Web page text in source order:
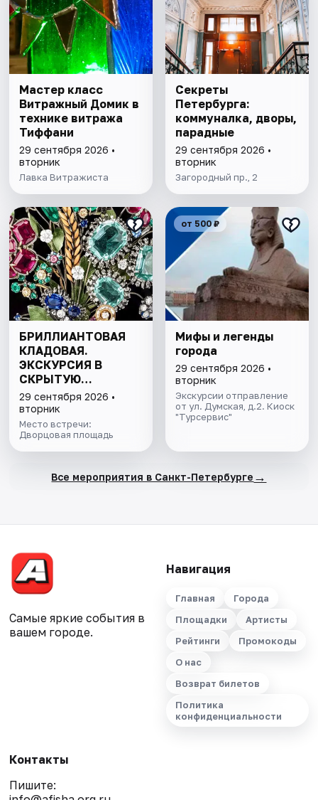
Мастер класс
Витражный Домик в
технике витража
Тиффани
29 сентября 2026 •
вторник
Лавка Витражиста
Секреты
Петербурга:
коммуналка, дворы,
парадные
29 сентября 2026 •
вторник
Загородный пр., 2
БРИЛЛИАНТОВАЯ
КЛАДОВАЯ.
ЭКСКУРСИЯ В
СКРЫТУЮ
СОКРОВИЩНИЦУ
ЭРМИТАЖА С
БИЛЕТОМ В МУЗЕЙ
29 сентября 2026 •
вторник
Место встречи:
Дворцовая площадь
от 500 ₽
Мифы и легенды
города
29 сентября 2026 •
вторник
Экскурсии отправление
от ул. Думская, д.2. Киоск
"Турсервис"
Все мероприятия в Санкт-Петербурге →
Самые яркие события в
вашем городе.
Навигация
Главная
Города
Площадки
Артисты
Рейтинги
Промокоды
О нас
Возврат билетов
Политика
конфиденциальности
Контакты
Пишите: